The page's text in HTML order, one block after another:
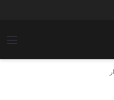
با موضوع چهار انتخاب ۱۴۰۰